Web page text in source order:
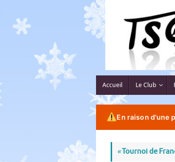
contenu
contenu
Accueil Le Club
En raison d'une
«Tournoi de